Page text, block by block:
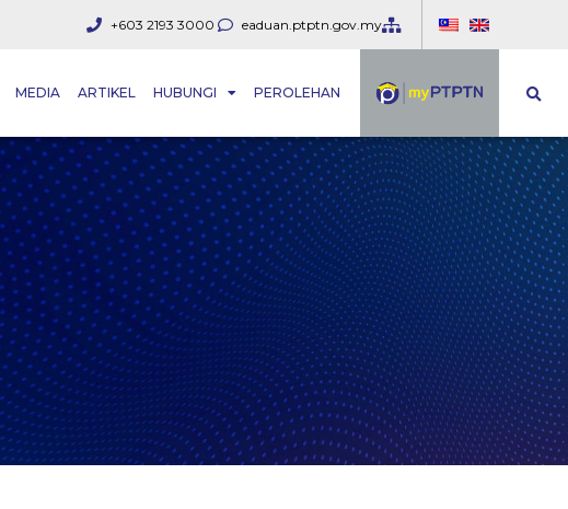
+603 2193 3000 eaduan.ptptn.gov.my
MEDIA ARTIKEL HUBUNGI PEROLEHAN